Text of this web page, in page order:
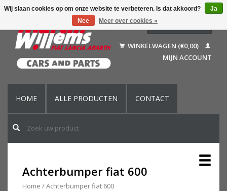
Français
English (US)
WINKELWAGEN (€0,00)
MIJN ACCOUNT
HOME ALLE PRODUCTEN CONTACT
Achterbumper fiat 600
Home /Achterbumper fiat 600
Wij slaan cookies op om onze website te verbeteren. Is dat akkoord?
Ja
Nee
Meer over cookies »